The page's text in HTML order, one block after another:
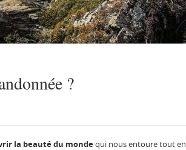
?
la beauté du mondequi nous entoure tout en